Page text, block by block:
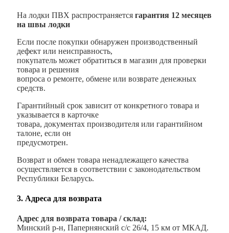
На лодки ПВХ распространяется гарантия 12 месяцев
на швы лодки
Если после покупки обнаружен производственный
дефект или неисправность,
покупатель может обратиться в магазин для проверки
товара и решения
вопроса о ремонте, обмене или возврате денежных
средств.
Гарантийный срок зависит от конкретного товара и
указывается в карточке
товара, документах производителя или гарантийном
талоне, если он
предусмотрен.
Возврат и обмен товара ненадлежащего качества
осуществляется в соответствии с законодательством
Республики Беларусь.
3. Адреса для возврата
Адрес для возврата товара / склад:
Минский р-н, Папернянский с/с 26/4, 15 км от МКАД.